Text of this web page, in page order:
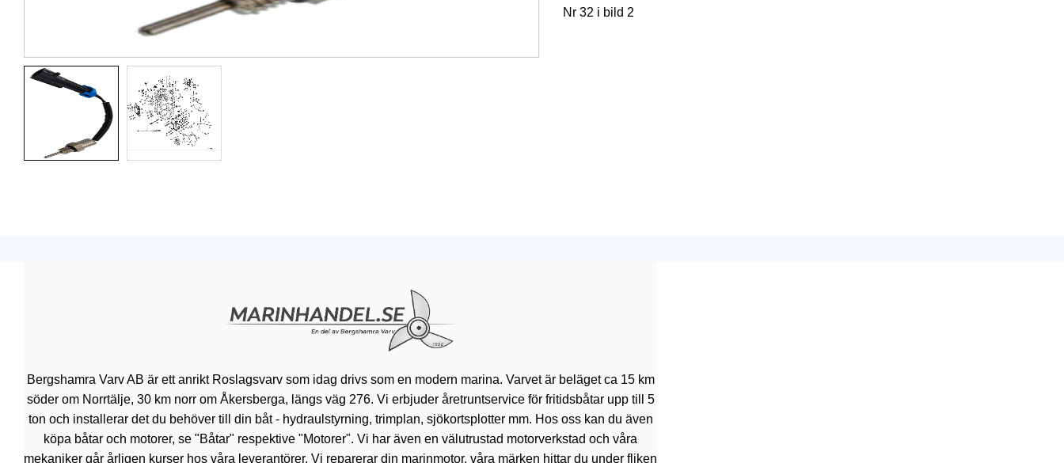
Nr 32 i bild 2
Bergshamra Varv AB är ett anrikt Roslagsvarv som idag drivs som en modern marina. Varvet är beläget ca 15 km
söder om Norrtälje, 30 km norr om Åkersberga, längs väg 276. Vi erbjuder åretruntservice för fritidsbåtar upp till 5
ton och installerar det du behöver till din båt - hydraulstyrning, trimplan, sjökortsplotter mm. Hos oss kan du även
köpa båtar och motorer, se "Båtar" respektive "Motorer". Vi har även en välutrustad motorverkstad och våra
mekaniker går årligen kurser hos våra leverantörer. Vi reparerar din marinmotor, våra märken hittar du under fliken